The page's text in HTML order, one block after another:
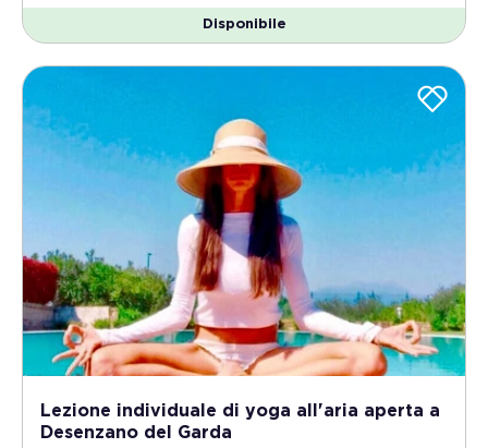
Disponibile
Lezione individuale di yoga all'aria aperta a
Desenzano del Garda